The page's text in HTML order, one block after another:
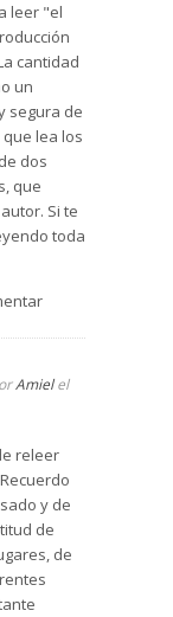
leer "el
cantidad
un
segura de
lea los
dos
que
Si te
toda
Amielel
releer
y de
de
de